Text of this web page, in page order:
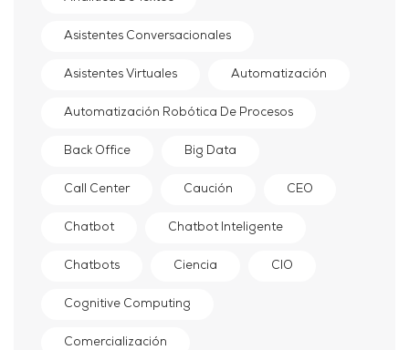
Asistentes Conversacionales
Asistentes Virtuales Automatización
Automatización Robótica De Procesos
Back Office Big Data
Call Center Caución CEO
Chatbot Chatbot Inteligente
Chatbots Ciencia CIO
Cognitive Computing
Comercialización